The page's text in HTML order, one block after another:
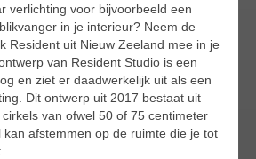
verlichting voor bijvoorbeeld een
in je interieur? Neem de
Resident uit Nieuw Zeeland mee in je
van Resident Studio is een
en ziet er daadwerkelijk uit als een
Dit ontwerp uit 2017 bestaat uit
van ofwel 50 of 75 centimeter
afstemmen op de ruimte die je tot